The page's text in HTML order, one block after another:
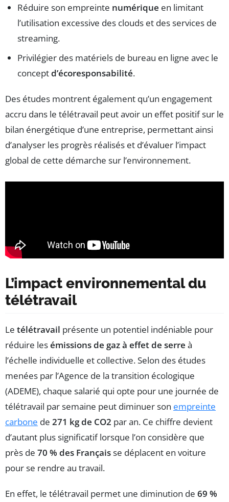
Réduire son empreinte numérique en limitant
l’utilisation excessive des clouds et des services de
streaming.
Privilégier des matériels de bureau en ligne avec le
conceptd’écoresponsabilité.
Des études montrent également qu’un engagement
accru dans le télétravail peut avoir un effet positif sur le
bilan énergétique d’une entreprise, permettant ainsi
d’analyser les progrès réalisés et d’évaluer l’impact
global de cette démarche sur l’environnement.
L’impact environnemental du
télétravail
Le télétravail présente un potentiel indéniable pour
réduire lesémissions de gaz à effet de serre à
l’échelle individuelle et collective. Selon des études
menées par l’Agence de la transition écologique
(ADEME), chaque salarié qui opte pour une journée de
télétravail par semaine peut diminuer son empreinte
carbone de 271 kg de CO2 par an. Ce chiffre devient
d’autant plus significatif lorsque l’on considère que
près de 70 % des Françaisse déplacent en voiture
pour se rendre au travail.
En effet, le télétravail permet une diminution de 69 %